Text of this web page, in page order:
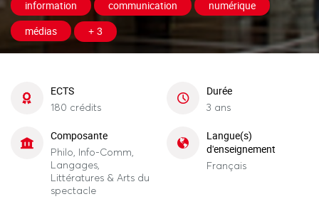
information communication
numérique
médias
+ 3
ECTS
180 crédits
Durée
3 ans
Composante
Philo, Info-Comm,
Langages,
Littératures & Arts du
spectacle
Langue(s)
d'enseignement
Français